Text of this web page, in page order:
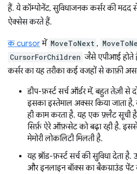
हैं. ये कॉम्पोनेंट, सुविधाजनक कर्सर की मदद
ऐक्सेस करते हैं.
क cursorमें MoveToNext ,
CursorForChildren जैसे एपीआई होते
कर्सर का यह तरीका कई वजहों से काफ़ी
डीप-फ़र्स्ट सर्च ऑर्डर में, बहुत तेज़ी से
इसका इस्तेमाल अक्सर किया जाता है,
ही काम करता है. यह एक फ़्लैट सूची
सिर्फ़ ऐरे ऑफ़सेट को बढ़ा रही है.
मेमोरी लोकलिटी मिलती है.
यह ब्रॉड-फ़र्स्ट सर्च की सुविधा देता
और इनलाइन बॉक्स का बैकग्राउंड